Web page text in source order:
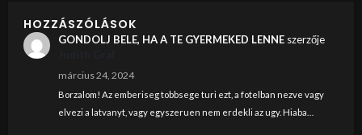
HOZZÁSZÓLÁSOK
GONDOLJ BELE, HA A TE GYERMEKED LENNEszerzője
március 24, 2024
Borzalom! Az emberiseg tobbsege turi ezt, a fotelban nezve vagy
elvezi a latvanyt, vagy egyszeruen nem erdekli az ugy. Hiaba…